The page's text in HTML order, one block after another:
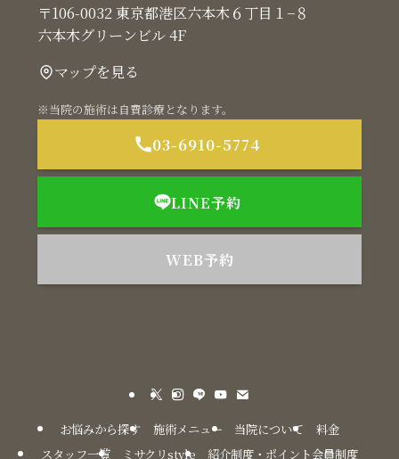
〒106-0032 東京都港区六本木６丁目１−８
六本木グリーンビル 4F
マップを見る
※当院の施術は自費診療となります。
03-6910-5774
LINE予約
WEB予約
お悩みから探す 施術メニュー 当院について
料金
スタッフ一覧
ミサクリstyle 紹介制度・ポイント会員制度